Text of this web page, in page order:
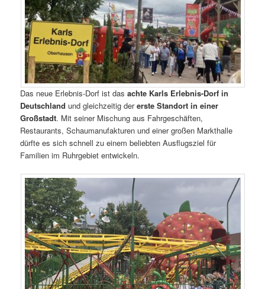
Das neue Erlebnis-Dorf ist dasachte Karls Erlebnis-Dorf in
Deutschland und gleichzeitig dererste Standort in einer
Großstadt. Mit seiner Mischung aus Fahrgeschäften,
Restaurants, Schaumanufakturen und einer großen Markthalle
dürfte es sich schnell zu einem beliebten Ausflugsziel für
Familien im Ruhrgebiet entwickeln.